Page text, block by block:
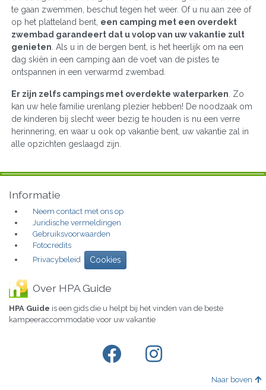
te gaan zwemmen, beschut tegen het weer. Of u nu aan zee of
op het platteland bent, een camping met een overdekt
zwembad garandeert dat u volop van uw vakantie zult
genieten. Als u in de bergen bent, is het heerlijk om na een
dag skiën in een camping aan de voet van de pistes te
ontspannen in een verwarmd zwembad.
Er zijn zelfs campings met overdekte waterparken. Zo
kan uw hele familie urenlang plezier hebben! De noodzaak om
de kinderen bij slecht weer bezig te houden is nu een verre
herinnering, en waar u ook op vakantie bent, uw vakantie zal in
alle opzichten geslaagd zijn.
Informatie
Neem contact met ons op
Juridische vermeldingen
Gebruiksvoorwaarden
Fotocredits
Privacybeleid
Cookies
Over HPA Guide
HPA Guide is een gids die u helpt bij het vinden van de beste
kampeeraccommodatie voor uw vakantie
Naar boven